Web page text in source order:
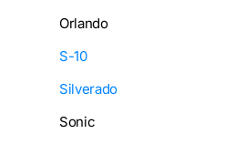
Orlando
S-10
Silverado
Sonic